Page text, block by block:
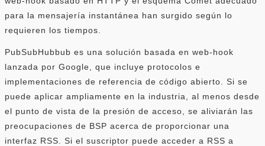
para la mensajería instantánea han surgido según lo
requieren los tiempos.
PubSubHubbub es una solución basada en web-hook
lanzada por Google, que incluye protocolos e
implementaciones de referencia de código abierto. Si se
puede aplicar ampliamente en la industria, al menos desde
el punto de vista de la presión de acceso, se aliviarán las
preocupaciones de BSP acerca de proporcionar una
interfaz RSS. Si el suscriptor puede acceder a RSS a